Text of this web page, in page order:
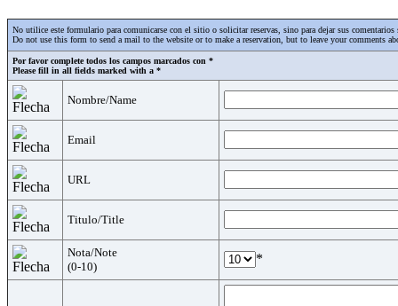
No utilice este formulario para comunicarse con el sitio o solicitar reservas, sino para dejar sus
Do not use this form to send a mail to the website or to make a reservation, but to leave your comments
Por favor complete todos los campos marcados con *
Please fill in all fields marked with a *
Nombre/Name
Email
URL
Titulo/Title
Nota/Note
(0-10)
*